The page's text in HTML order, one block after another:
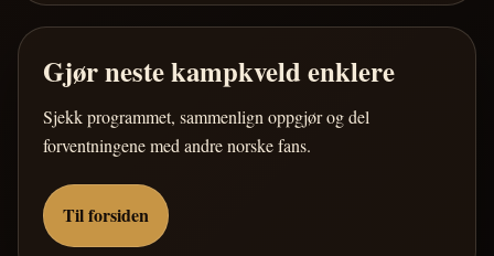
Gjør neste kampkveld enklere
Sjekk programmet, sammenlign oppgjør og del
forventningene med andre norske fans.
Til forsiden